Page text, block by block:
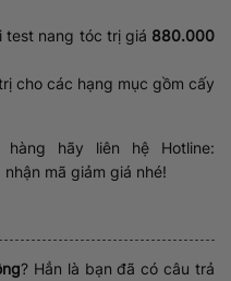
test nang tóc trị giá 880.000
cho các hạng mục gồm cấy
hãy liên hệ Hotline:
mã giảm giá nhé!
? Hẳn là bạn đã có câu trả